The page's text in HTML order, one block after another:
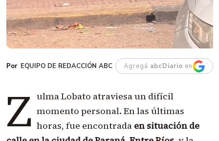
EQUIPO DE REDACCIÓN ABC Agregá abcDiario en
Z ulma Lobato atraviesa un difícil
momento personal. En las últimas
horas, fue encontrada en situación de